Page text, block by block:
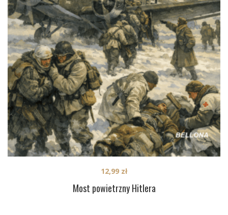
Most powietrzny Hitlera
12,99 zł